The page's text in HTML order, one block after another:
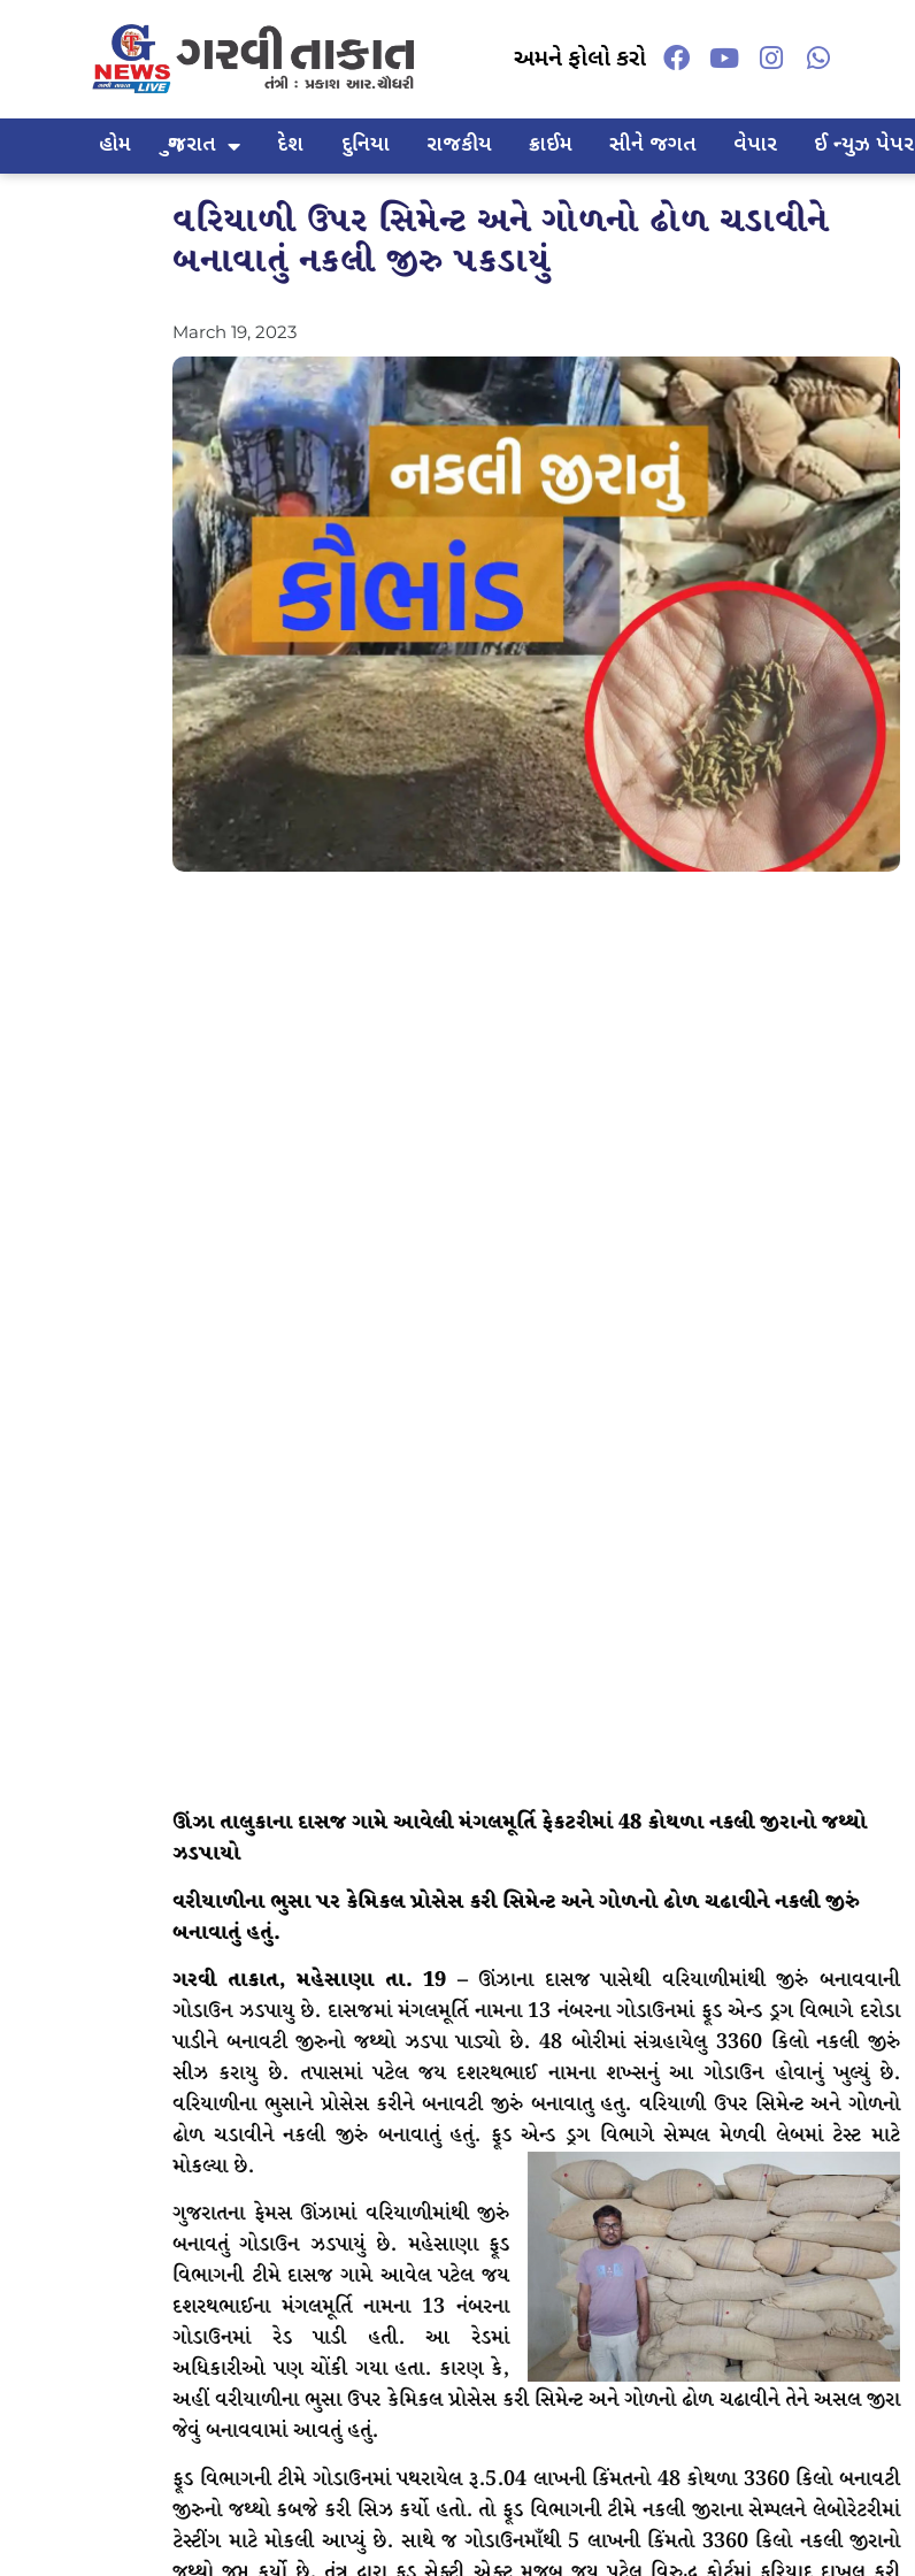
અમને ફોલો કરો
હોમ ગુજરાત દેશ દુનિયા રાજકીય ક્રાઈમ સીને જગત વેપાર ઈ ન્યુઝ પેપર
વરિયાળી ઉપર સિમેન્ટ અને ગોળનો ઢોળ ચડાવીને
બનાવાતું નકલી જીરુ પકડાયું
March 19, 2023
ઊંઝા તાલુકાના દાસજ ગામે આવેલી મંગલમૂર્તિ ફેકટરીમાં 48 કોથળા નકલી જીરાનો જથ્થો
ઝડપાયો
વરીયાળીના ભુસા પર કેમિકલ પ્રોસેસ કરી સિમેન્ટ અને ગોળનો ઢોળ ચઢાવીને નકલી જીરું
બનાવાતું હતું.
ગરવી તાકાત, મહેસાણા તા. 19 –ઊંઝાના દાસજ પાસેથી વરિયાળીમાંથી જીરું બનાવવાની
ગોડાઉન ઝડપાયુ છે. દાસજમાં મંગલમૂર્તિ નામના 13 નંબરના ગોડાઉનમાં ફૂડ એન્ડ ડ્રગ વિભાગે દરોડા
પાડીને બનાવટી જીરુનો જથ્થો ઝડપા પાડ્યો છે. 48 બોરીમાં સંગ્રહાયેલુ 3360 કિલો નકલી જીરું
સીઝ કરાયુ છે. તપાસમાં પટેલ જય દશરથભાઈ નામના શખ્સનું આ ગોડાઉન હોવાનું ખુલ્યું છે.
વરિયાળીના ભુસાને પ્રોસેસ કરીને બનાવટી જીરું બનાવાતુ હતુ. વરિયાળી ઉપર સિમેન્ટ અને ગોળનો
ઢોળ ચડાવીને નકલી જીરું બનાવાતું હતું. ફૂડ એન્ડ ડ્રગ વિભાગે સેમ્પલ મેળવી લેબમાં ટેસ્ટ માટે
મોકલ્યા છે.
ગુજરાતના ફેમસ ઊંઝામાં વરિયાળીમાંથી જીરું
બનાવતું ગોડાઉન ઝડપાયું છે. મહેસાણા ફૂડ
વિભાગની ટીમે દાસજ ગામે આવેલ પટેલ જય
દશરથભાઈના મંગલમૂર્તિ નામના 13 નંબરના
ગોડાઉનમાં રેડ પાડી હતી. આ રેડમાં
અધિકારીઓ પણ ચોંકી ગયા હતા. કારણ કે,
અહીં વરીયાળીના ભુસા ઉપર કેમિકલ પ્રોસેસ કરી સિમેન્ટ અને ગોળનો ઢોળ ચઢાવીને તેને અસલ જીરા
જેવું બનાવવામાં આવતું હતું.
ફૂડ વિભાગની ટીમે ગોડાઉનમાં પથરાયેલ રૂ.5.04 લાખની કિંમતનો 48 કોથળા 3360 કિલો બનાવટી
જીરુનો જથ્થો કબજે કરી સિઝ કર્યો હતો. તો ફૂડ વિભાગની ટીમે નકલી જીરાના સેમ્પલને લેબોરેટરીમાં
ટેસ્ટીંગ માટે મોકલી આપ્યું છે. સાથે જ ગોડાઉનમાઁથી 5 લાખની કિંમતો 3360 કિલો નકલી જીરાનો